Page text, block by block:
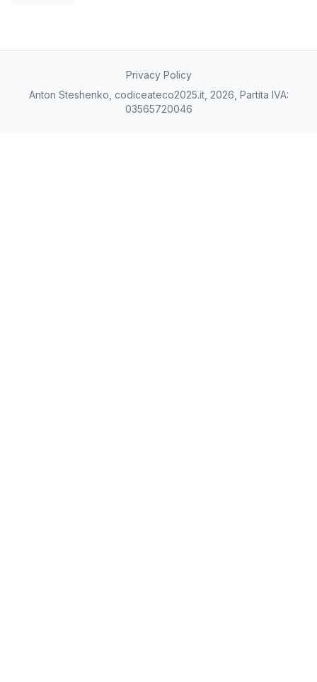
Privacy Policy
Anton Steshenko, codiceateco2025.it, 2026, Partita IVA:
03565720046